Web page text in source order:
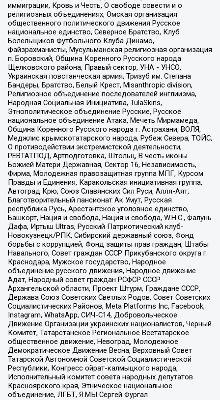
иммиграции, Кровь и Честь, О свободе совести и о
религиозных объединениях, Омская организация
общественного политического движения Русское
национальное единство, Северное Братство, Клуб
Болельщиков Футбольного Клуба Динамо,
Файзрахманисты, Мусульманская религиозная организация
п. Боровский, Община Коренного Русского народа
Щелковского района, Правый сектор, УНА - УНСО,
Украинская повстанческая армия, Тризуб им. Степана
Бандеры, Братство, Белый Крест, Misanthropic division,
Религиозное объединение последователей инглиизма,
Народная Социальная Инициатива, TulaSkins,
Этнополитическое объединение Русские, Русское
национальное объединение Атака, Мечеть Мирмамеда,
Община Коренного Русского народа г. Астрахани, ВОЛЯ,
Меджлис крымскотатарского народа, Рубеж Севера, ТОЙС,
О противодействии экстремистской деятельности,
РЕВТАТПОД, Артподготовка, Штольц, В честь иконы
Божией Матери Державная, Сектор 16, Независимость,
Фирма, Молодежная правозащитная группа МПГ, Курсом
Правды и Единения, Каракольская инициативная группа,
Автоград Крю, Союз Славянских Сил Руси, Алля-Аят,
Благотворительный пансионат Ак Умут, Русская
республика Русь, Арестантское уголовное единство,
Башкорт, Нация и свобода, Нация и свобода, W.H.С., Фалунь
Дафа, Иртыш Ultras, Русский Патриотический клуб-
Новокузнецк/РПК, Сибирский державный союз, Фонд
борьбы с коррупцией, Фонд защиты прав граждан, Штабы
Навального, Совет граждан СССР Прикубанского округа г.
Краснодара, Мужское государство, Народное
объединение русского движения, Народное движение
Адат, Народный совет граждан РСФСР СССР
Архангельской области, Проект Штурм, Граждане СССР,
Держава Союз Советских Светлых Родов, Совет Советских
Социалистических Районов, Meta Platforms Inc, Facebook,
Instagram, WhatsApp, СИЧ-С14, Добровольческое
Движение Организации украинских националистов, Черный
Комитет, Татарстанское Региональное Всетатарское
общественное движение, Невоград, Молодежное
Демократическое Движение Весна, Верховный Совет
Татарской Автономной Советской Социалистической
Республики, Конгресс ойрат-калмыцкого народа,
Исполнительный комитет совета народных депутатов
Красноярского края, Этническое национальное
объединение, ЛГБТ, Я.МЫ Сергей Фургал